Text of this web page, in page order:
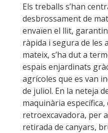
Els treballs s’han
desbrossament de
envaïen el llit,
ràpida i segura de les
mateix, s’ha dut a
espais enjardinats
agrícoles que es van
de juliol. En la neteja
maquinària específica,
retroexcavadora, per
retirada de canyars,